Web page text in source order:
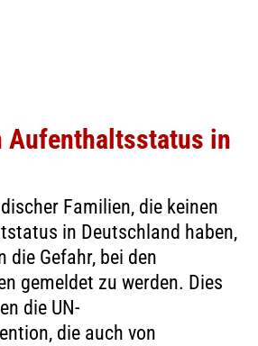
Aufenthaltsstatus in
Familien, die keinen
in Deutschland haben,
die Gefahr, bei den
gemeldet zu werden. Dies
die UN-
die auch von